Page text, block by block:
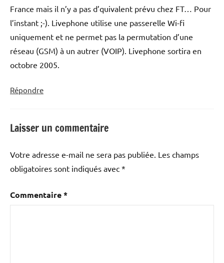
France mais il n’y a pas d’quivalent prévu chez FT… Pour
l’instant ;-). Livephone utilise une passerelle Wi-fi
uniquement et ne permet pas la permutation d’une
réseau (GSM) à un autrer (VOIP). Livephone sortira en
octobre 2005.
Répondre
Laisser un commentaire
Votre adresse e-mail ne sera pas publiée. Les champs
obligatoires sont indiqués avec *
Commentaire*